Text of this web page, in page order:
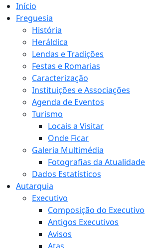
Início
Freguesia
História
Heráldica
Lendas e Tradições
Festas e Romarias
Caracterização
Instituições e Associações
Agenda de Eventos
Turismo
Locais a Visitar
Onde Ficar
Galeria Multimédia
Fotografias da Atualidade
Dados Estatísticos
Autarquia
Executivo
Composição do Executivo
Antigos Executivos
Avisos